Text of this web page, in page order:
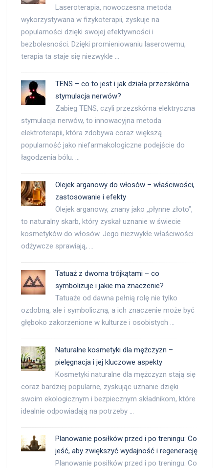
Laseroterapia, nowoczesna metoda
wykorzystywana w fizykoterapii, zyskuje na
popularności dzięki swojej efektywności i
bezbolesności. Dzięki promieniowaniu laserowemu,
terapia ta staje się niezwykle …
TENS – co to jest i jak działa przezskórna
stymulacja nerwów?
Zabieg TENS, czyli przezskórna elektryczna
stymulacja nerwów, to innowacyjna metoda
elektroterapii, która zdobywa coraz większą
popularność jako niefarmakologiczne podejście do
łagodzenia bólu. …
Olejek arganowy do włosów – właściwości,
zastosowanie i efekty
Olejek arganowy, znany jako „płynne złoto”,
to naturalny skarb, który zyskał uznanie w świecie
kosmetyków do włosów. Jego niezwykłe właściwości
odżywcze sprawiają, …
Tatuaż z dwoma trójkątami – co
symbolizuje i jakie ma znaczenie?
Tatuaże od dawna pełnią rolę nie tylko
ozdobną, ale i symboliczną, a ich znaczenie może być
głęboko zakorzenione w kulturze i osobistych …
Naturalne kosmetyki dla mężczyzn –
pielęgnacja i jej kluczowe aspekty
Kosmetyki naturalne dla mężczyzn stają się
coraz bardziej popularne, zyskując uznanie dzięki
swoim ekologicznym i bezpiecznym składnikom, które
idealnie odpowiadają na potrzeby …
Planowanie posiłków przed i po treningu: Co
jeść, aby zwiększyć wydajność i regenerację
Planowanie posiłków przed i po treningu: Co